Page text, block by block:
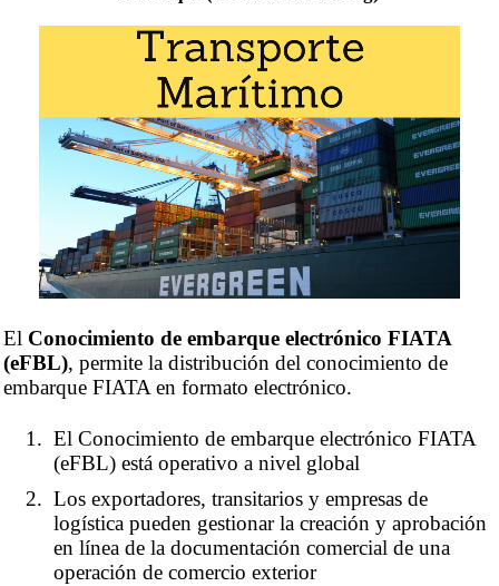
El Conocimiento de embarque electrónico FIATA
(eFBL), permite la distribución del conocimiento de
embarque FIATA en formato electrónico.
El Conocimiento de embarque electrónico FIATA
(eFBL) está operativo a nivel global
Los exportadores, transitarios y empresas de
logística pueden gestionar la creación y aprobación
en línea de la documentación comercial de una
operación de comercio exterior